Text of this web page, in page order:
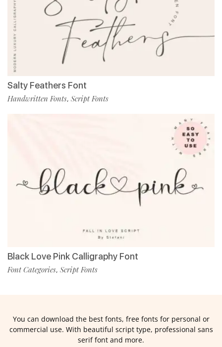
Salty Feathers Font
Handwritten Fonts, Script Fonts
Black Love Pink Calligraphy Font
Font Categories, Script Fonts
You can download the best fonts, free fonts for personal or
commercial use. With beautiful script type, professional sans
serif font and more.